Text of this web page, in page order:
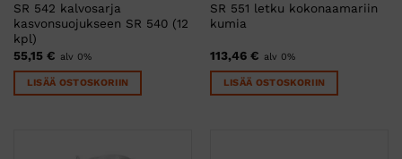
SR 542 kalvosarja
kasvonsuojukseen SR 540 (12
kpl)
55,15 € alv 0%
LISÄÄ OSTOSKORIIN
SR 551 letku kokonaamariin
kumia
113,46 € alv 0%
LISÄÄ OSTOSKORIIN